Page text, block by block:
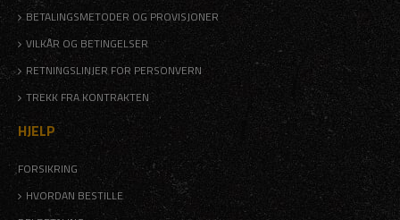
BETALINGSMETODER OG PROVISJONER
VILKÅR OG BETINGELSER
RETNINGSLINJER FOR PERSONVERN
TREKK FRA KONTRAKTEN
HJELP
FORSIKRING
HVORDAN BESTILLE